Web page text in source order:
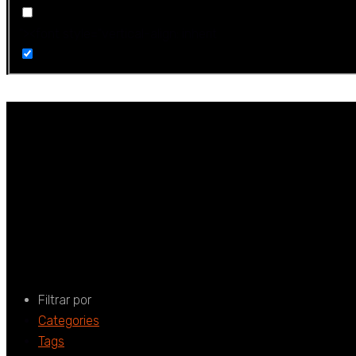
Filtrar por
Categories
Tags